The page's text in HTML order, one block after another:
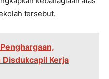
tersebut.
Kerja